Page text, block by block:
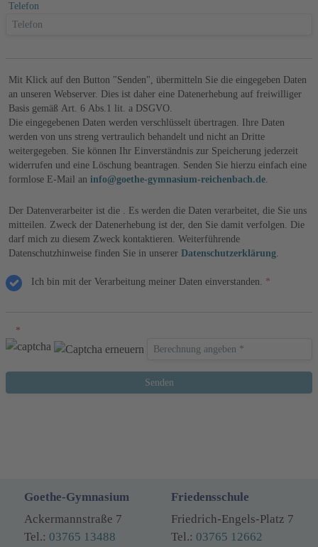
Telefon
Mit Klick auf den Button "Senden", übermitteln Sie die eingegeben Daten
an unseren Webserver. Dies ist daher eine Datenerhebung auf freiwilliger
Basis gemäß Art. 6 Abs.1 lit. a DSGVO.
Die eingegebenen Daten werden verschlüsselt übertragen. Ihre Daten
werden von uns streng vertraulich behandelt und nicht an Dritte
weitergegeben. Sie können Ihr Einverständnis zur Speicherung jederzeit
widerrufen und eine Löschung beantragen. Senden Sie hierzu einfach eine
formlose E-Mail an info@goethe-gymnasium-reichenbach.de.
Der Datenverarbeiter ist die . Es werden die Daten verarbeitet, die Sie uns
mitteilen. Zweck der Datenerhebung ist der, den Sie damit verfolgen. Die
darf mich zu diesem Zweck kontaktieren. Weiterführende
Datenschutzhinweise finden Sie in unserer Datenschutzerklärung.
Ich bin mit der Verarbeitung meiner Daten einverstanden. *
Berechnung angeben *
Goethe-Gymnasium
Ackermannstraße 7
Tel.: 03765 13488
Friedensschule
Friedrich-Engels-Platz 7
Tel.:03765 12662